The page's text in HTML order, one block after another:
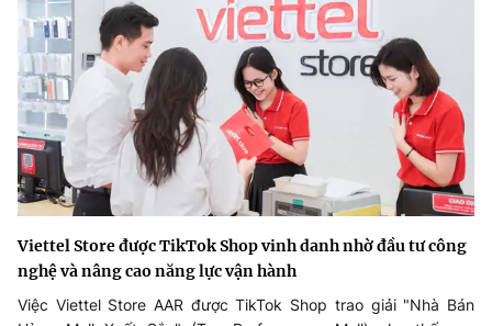
Viettel Store được TikTok Shop vinh danh nhờ đầu tư công
nghệ và nâng cao năng lực vận hành
Việc Viettel Store AAR được TikTok Shop trao giải "Nhà Bán